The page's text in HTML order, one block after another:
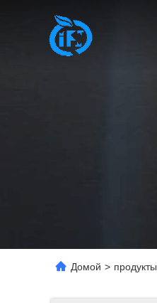
Домой > продукты